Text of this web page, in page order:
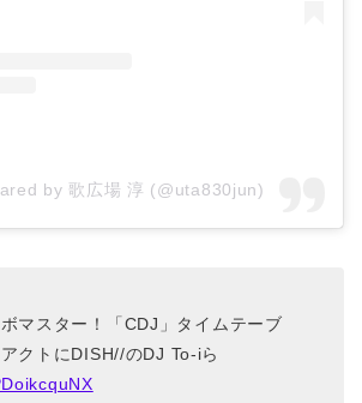
by 歌広場 淳 (@uta830jun)
マスター！「CDJ」タイムテーブ
クトにDISH//のDJ To-iら